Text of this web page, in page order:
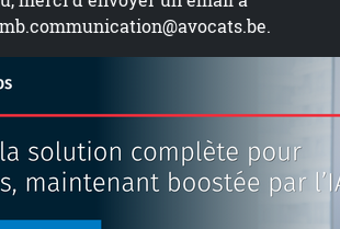
mb.communication@avocats.be.